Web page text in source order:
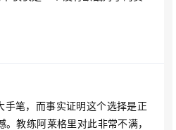
笔，而事实证明这个选择是正
教练阿莱格里对此非常不满，